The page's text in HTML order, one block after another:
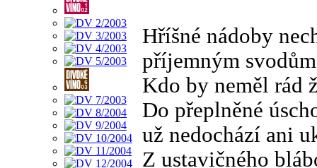
Hříšné nádoby
příjemným
Kdo by neměl rád
Do přeplněné
už nedochází ani
Z ustavičného